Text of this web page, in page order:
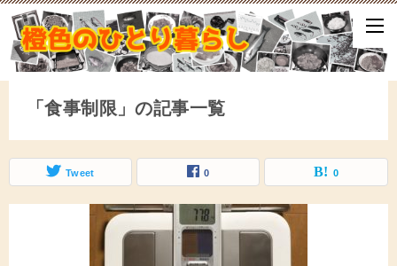
ひとり暮らしをしながら、気づいたことや、ふと思ったこと、試して
となどをアップしていきます。
「食事制限」の記事一覧
Tweet 0 0